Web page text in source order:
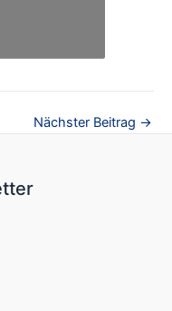
Nächster Beitrag →